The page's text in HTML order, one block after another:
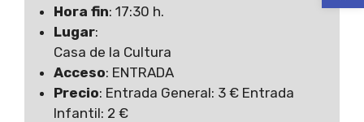
Hora fin: 17:30 h.
Lugar:
Casa de la Cultura
Acceso: ENTRADA
Precio: Entrada General: 3 € Entrada
Infantil: 2 €